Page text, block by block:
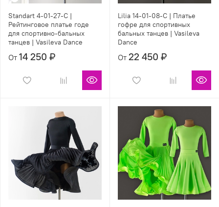
Standart 4-01-27-С |
Рейтинговое платье годе
для спортивно-бальных
танцев | Vasileva Dance
От 14 250 ₽
Lilia 14-01-08-С | Платье
гофре для спортивных
бальных танцев | Vasileva
Dance
От 22 450 ₽